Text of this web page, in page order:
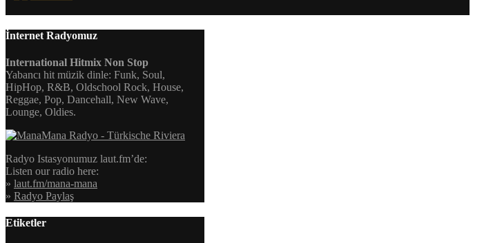
İnternet Radyomuz
International Hitmix Non Stop
Yabancı hit müzik dinle: Funk, Soul,
HipHop, R&B, Oldschool Rock, House,
Reggae, Pop, Dancehall, New Wave,
Lounge, Oldies.
Radyo Istasyonumuz laut.fm’de:
Listen our radio here:
» laut.fm/mana-mana
» Radyo Paylaş
Etiketler